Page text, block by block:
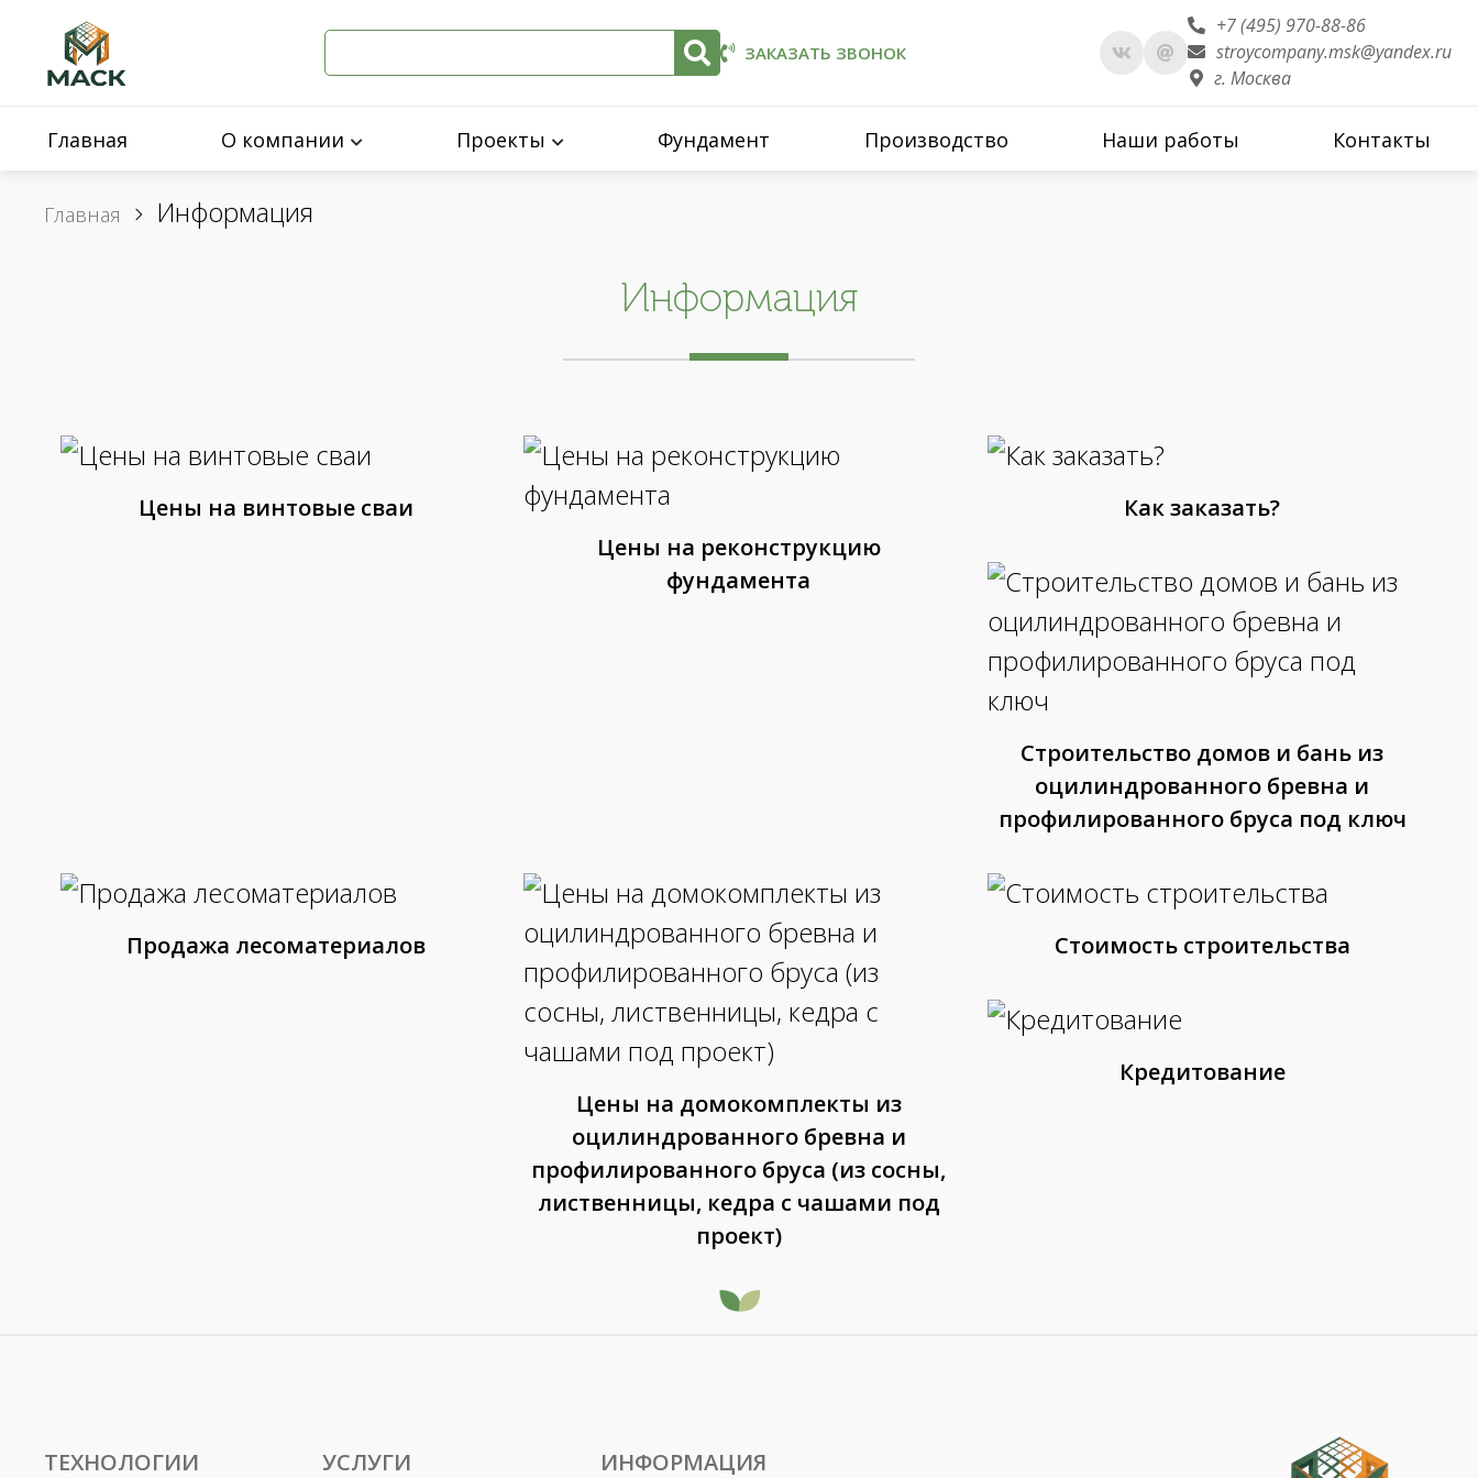
ЗАКАЗАТЬ ЗВОНОК
+7 (495) 970-88-86
stroycompany.msk@yandex.ru
г. Москва
Главная О компании Проекты Фундамент Производство Наши работы Контакты
Главная Информация
Информация
Цены на винтовые сваи
Цены на реконструкцию
фундамента
Как заказать?
Строительство домов и бань из
оцилиндрованного бревна и
профилированного бруса под ключ
Продажа лесоматериалов
Цены на домокомплекты из
оцилиндрованного бревна и
профилированного бруса (из сосны,
лиственницы, кедра с чашами под
проект)
Стоимость строительства
Кредитование
ТЕХНОЛОГИИ УСЛУГИ ИНФОРМАЦИЯ